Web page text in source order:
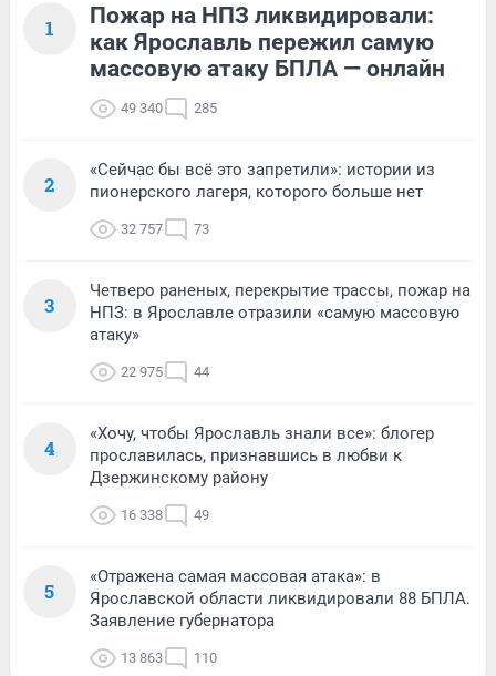
1
Пожар на НПЗ ликвидировали:
как Ярославль пережил самую
массовую атаку БПЛА — онлайн
49 340 285
2
«Сейчас бы всё это запретили»: истории из
пионерского лагеря, которого больше нет
32 757 73
3
Четверо раненых, перекрытие трассы, пожар на
НПЗ: в Ярославле отразили «самую массовую
атаку»
22 975 44
4
«Хочу, чтобы Ярославль знали все»: блогер
прославилась, признавшись в любви к
Дзержинскому району
16 338 49
5
«Отражена самая массовая атака»: в
Ярославской области ликвидировали 88 БПЛА.
Заявление губернатора
13 863 110